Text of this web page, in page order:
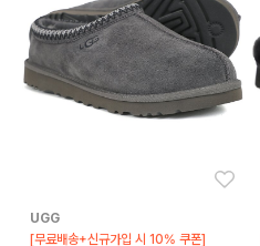
UGG
[무료배송+신규가입 시 10% 쿠폰]